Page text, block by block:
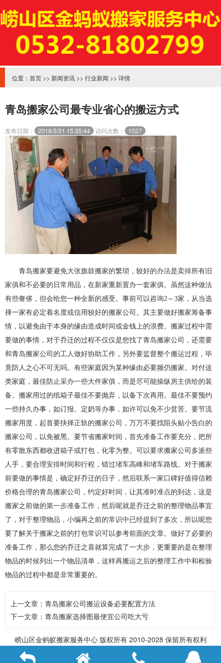
位置： 首页 >> 新闻资讯 >> 行业新闻 >> 详情
青岛搬家公司最专业省心的搬运方式
发布日期： 2016/3/31 15:35:44 访问次数： 1027
青岛搬家要避免大张旗鼓搬家的繁琐，较好的办法是卖掉所有旧
家俱和不必要的日常用品，在新家重新置办一套家俱。虽然这种做法
有些奢侈，但会给您一种全新的感受。事前可以咨询2～3家，从当选
择一家有必定着名度或信用较好的搬家公司。其主要做好搬家筹备事
情，以避免由于本身的缘由造成时间或金钱上的浪费。搬家过程中需
要做的事情，对于乔迁的过程不仅仅是您找了青岛搬家公司
，还需要
和青岛搬家公司 的工人做好协助工作，另外要监督整个搬运过程，毕
竟防人之心不可无吗。 有些家庭因为某种缘由必要频仍搬家。对付这
类家庭，最佳防止采办一些大件家俱，而是尽可能操纵房主供给的装
备。搬家用过的纸箱子最佳不要抛弃，以备下次再用。最佳不要预约
一些持久办事，如订报、定奶等办事，如许可以免不少贫苦。要节流
搬家用度，起首要抉择正轨的搬家公司，万万不要找陌头贴小告白的
搬家公司，以免被黑。要节省搬家时间，首先准备工作要充分，把所
有零散东西都收进箱子或打包，化零为整。可以要求搬家公司多派些
人手，要合理安排时间和行程，错过堵车高峰和堵车路线。 对于搬家
前要做的事情是，确定好乔迁的日子，然后联系一家口碑好值得信赖
价格合理的青岛搬家公司
，约定好时间，让其准时准点的到达，这是
搬家之前做的第一步准备工作，然后呢就是乔迁之前的整理物品事宜
了，对于整理物品，小编再之前的常识中已经提到了多次，所以呢您
要了解关于搬家之前的打包常识可以参考前面的文章。做好了必要的
准备工作，那么您的乔迁之喜就算完成了一大步，更重要的是在整理
物品的时候列出一个物品清单，这样再搬运之后的整理工作中和检验
物品的过程中都是非常重要的。
上一文章： 青岛搬家公司搬运设备必要配置方法
下一文章： 青岛搬家选择图最便宜公司吃大亏
崂山区金蚂蚁搬家服务中心版权所有 2010-2028 保留所有权利